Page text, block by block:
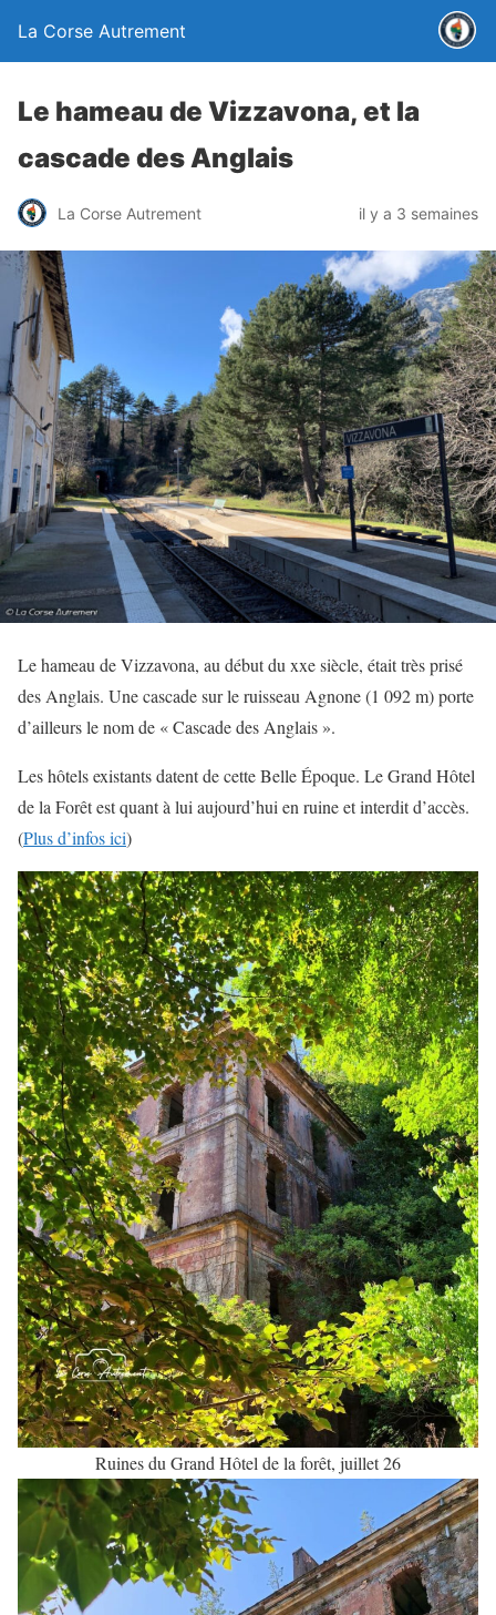
La Corse Autrement
Le hameau de Vizzavona, et la
cascade des Anglais
La Corse Autrement il y a 3 semaines
Le hameau de Vizzavona, au début du xxe siècle, était très prisé
des Anglais. Une cascade sur le ruisseau Agnone (1 092 m) porte
d’ailleurs le nom de « Cascade des Anglais ».
Les hôtels existants datent de cette Belle Époque. Le Grand Hôtel
de la Forêt est quant à lui aujourd’hui en ruine et interdit d’accès.
(Plus d’infos ici)
Ruines du Grand Hôtel de la forêt, juillet 26